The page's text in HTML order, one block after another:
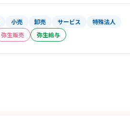
小売 卸売 サービス 特殊法人
弥生販売 弥生給与